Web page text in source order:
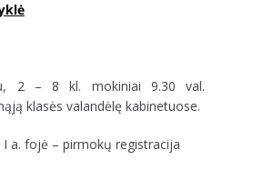
2 – 8 kl. mokiniai 9.30 val.
klasės valandėlę kabinetuose.
I a. fojė – pirmokų registracija